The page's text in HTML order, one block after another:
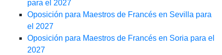
para el 2027
Oposición para Maestros de Francés en Sevilla para
el 2027
Oposición para Maestros de Francés en Soria para el
2027